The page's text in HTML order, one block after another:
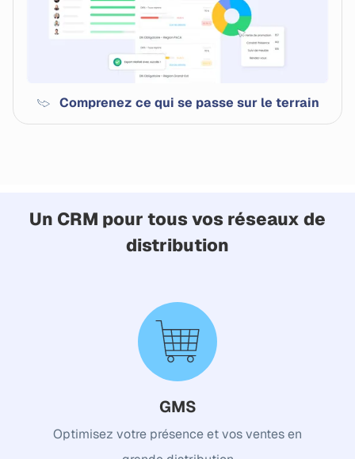
Comprenez ce qui se passe sur le terrain
Un CRM pour tous vos réseaux de
distribution
GMS
Optimisez votre présence et vos ventes en